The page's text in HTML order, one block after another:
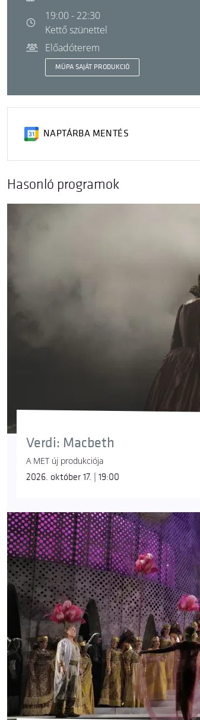
19:00 - 22:30
Kettő szünettel
Előadóterem
MÜPA SAJÁT PRODUKCIÓ
NAPTÁRBA MENTÉS
Hasonló programok
Verdi: Macbeth
A MET új produkciója
2026. október 17. | 19:00